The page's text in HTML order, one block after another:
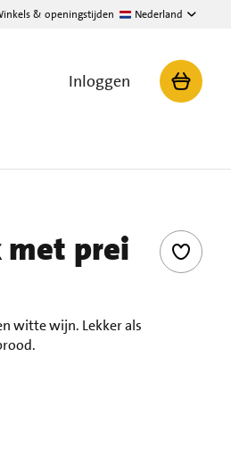
& openingstijden Nederland
Inloggen
met prei
witte wijn. Lekker als